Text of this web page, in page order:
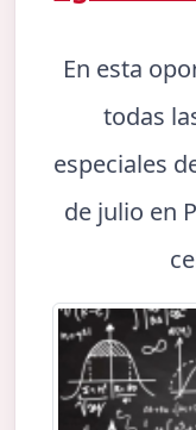
En esta
todas
especiales
de julio en